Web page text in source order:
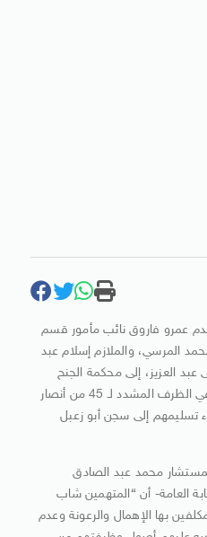
عمرو فاروق نائب مأمور قسم
المرسي، والملازم إسلام عبد
عبد العزيز، إلى محكمة الجنح
لاتهامهم بالقتل والإصابة الخطأ في الظرف المشدد لـ 45 من أنصار
تسليمهم إلى سجن أبو زعبل
محمد عبد الصادق
العامة- أن “المتهمين شاب
بها الإهمال والرعونة وعدم